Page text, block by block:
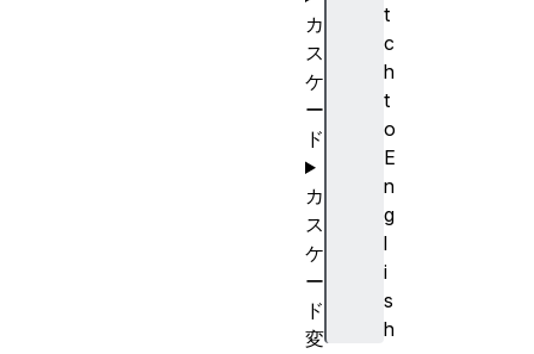
t
c
h
t
o
E
n
g
l
i
s
h
カ
ス
ケ
ー
ド
カ
ス
ケ
ー
ド
変